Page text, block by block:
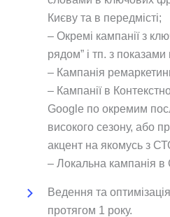
Києву та в передмісті;
– Окремі кампанії з
рядом” і тп. з показами
– Кампанія
– Кампанії в
Google по окремим
високого сезону, або
акцент на якомусь з
– Локальна кампанія в
Ведення та
протягом 1 року.